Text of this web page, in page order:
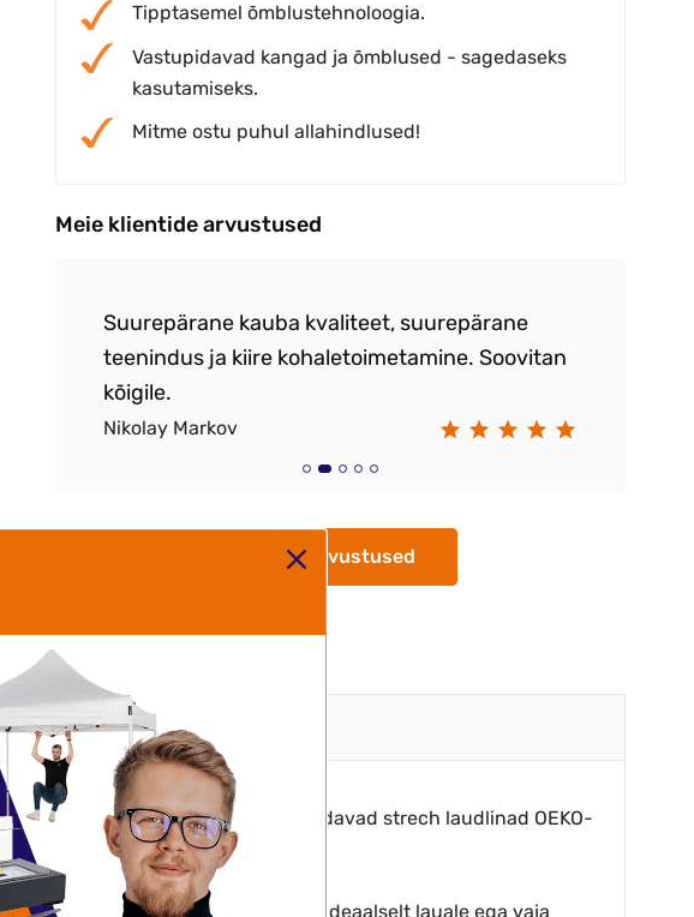
Tipptasemel õmblustehnoloogia.
Vastupidavad kangad ja õmblused - sagedaseks
kasutamiseks.
Mitme ostu puhul allahindlused!
Meie klientide arvustused
Suurepärane kauba kvaliteet, suurepärane
teenindus ja kiire kohaletoimetamine. Soovitan
kõigile.
Nikolay Markov
Kõik arvustused
Seetõttu on meie müüdavad strech laudlinad OEKO-
venivusele sobituvad laudlinad ideaalselt lauale ega vaja